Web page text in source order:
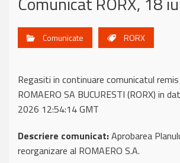
Comunicate RORX
Regasiti in continuare comunicatul
ROMAERO SA BUCURESTI (RORX) in
2026 12:54:14 GMT
Descriere comunicat:Aprobarea
reorganizare al ROMAERO S.A.